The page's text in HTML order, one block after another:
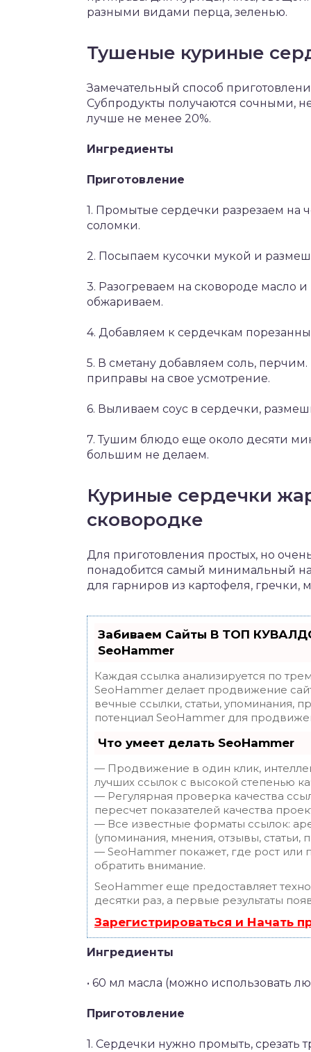
разными видами перца, зеленью.
Тушеные куриные
Замечательный способ
Субпродукты получаются сочными,
лучше не менее 20%.
Ингредиенты
Приготовление
1. Промытые сердечки разрезаем на
соломки.
2. Посыпаем кусочки мукой и
3. Разогреваем на сковороде масло
обжариваем.
4. Добавляем к сердечкам
5. В сметану добавляем соль,
приправы на свое усмотрение.
6. Выливаем соус в сердечки,
7. Тушим блюдо еще около десяти
большим не делаем.
Куриные сердечки
сковородке
Для приготовления простых, но
понадобится самый минимальный
для гарниров из картофеля, гречки,
Забиваем Сайты В ТОП
SeoHammer
Каждая ссылка анализируется по
SeoHammer делает продвижение
вечные ссылки, статьи, упоминания,
потенциал SeoHammer для
Что умеет делать SeoHammer
— Продвижение в один клик,
лучших ссылок с высокой степенью
— Регулярная проверка качества
пересчет показателей качества
— Все известные форматы ссылок:
(упоминания, мнения, отзывы, статьи,
— SeoHammer покажет, где рост или
обратить внимание.
SeoHammer еще предоставляет
десятки раз, а первые результаты
Зарегистрироваться и Начать
Ингредиенты
• 60 мл масла (можно использовать
Приготовление
1. Сердечки нужно промыть, срезать